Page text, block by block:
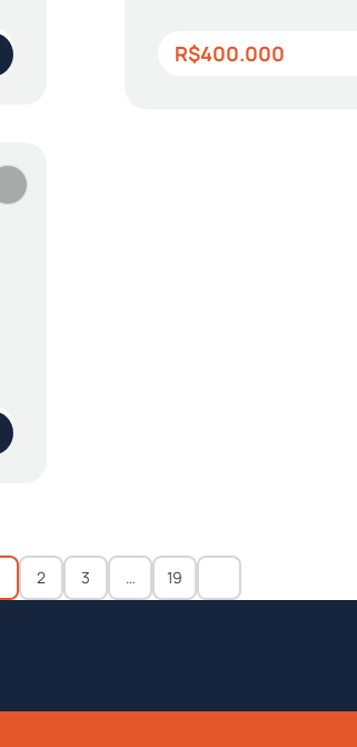
R$400.000
2 3 … 19